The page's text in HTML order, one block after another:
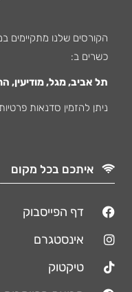
הקורסים שלנו מתקיימים
כשרים ב:
תל אביב, מגל, מודיעין,
ניתן להזמין סדנאות
איתכם בכל מקום
דף הפייסבוק
אינסטגרם
טיקטוק